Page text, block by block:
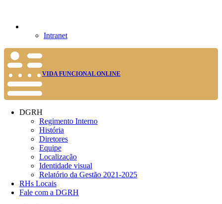
Intranet
VIDA FUNCIONAL ONLINE
DGRH
Regimento Interno
História
Diretores
Equipe
Localização
Identidade visual
Relatório da Gestão 2021-2025
RHs Locais
Fale com a DGRH